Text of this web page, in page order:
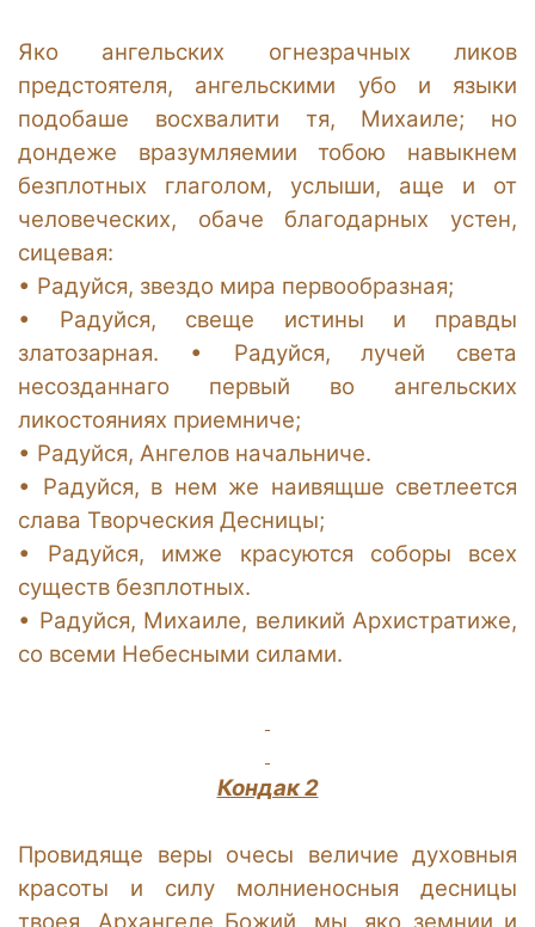
Яко ангельских огнезрачных ликов
предстоятеля, ангельскими убо и языки
подобаше восхвалити тя, Михаиле; но
дондеже вразумляемии тобою навыкнем
безплотных глаголом, услыши, аще и от
человеческих, обаче благодарных устен,
сицевая:
• Радуйся, звездо мира первообразная;
•
Радуйся, свеще истины и правды
златозарная. •
Радуйся, лучей света
несозданнаго первый во ангельских
ликостояниях приемниче;
• Радуйся, Ангелов начальниче.
•
Радуйся, в нем же наивящше светлеется
слава Творческия Десницы;
•
Радуйся, имже красуются соборы всех
существ безплотных.
• Радуйся, Михаиле, великий Архистратиже,
со всеми Небесными силами.
Кондак 2
Провидяще веры очесы величие духовныя
красоты и силу молниеносныя десницы